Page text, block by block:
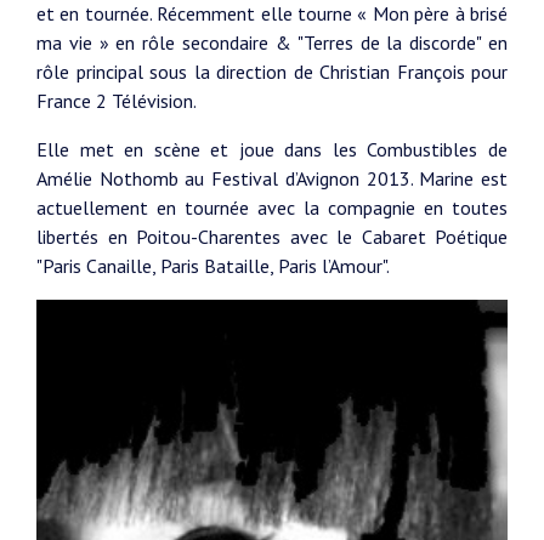
et en tournée. Récemment elle tourne « Mon père à brisé
ma vie » en rôle secondaire & "Terres de la discorde" en
rôle principal sous la direction de Christian François pour
France 2 Télévision.
Elle met en scène et joue dans les Combustibles de
Amélie Nothomb au Festival d’Avignon 2013. Marine est
actuellement en tournée avec la compagnie en toutes
libertés en Poitou-Charentes avec le Cabaret Poétique
"Paris Canaille, Paris Bataille, Paris l’Amour".